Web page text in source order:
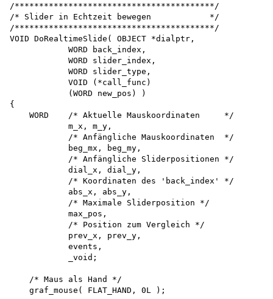
/*****************************************/
/* Slider in Echtzeit bewegen            */
/*****************************************/
VOID DoRealtimeSlide( OBJECT *dialptr,
            WORD back_index,
            WORD slider_index,
            WORD slider_type,
            VOID (*call_func)
            (WORD new_pos) )
{
    WORD    /* Aktuelle Mauskoordinaten     */
            m_x, m_y,
            /* Anfängliche Mauskoordinaten  */
            beg_mx, beg_my,
            /* Anfängliche Sliderpositionen */
            dial_x, dial_y,
            /* Koordinaten des 'back_index' */
            abs_x, abs_y,
            /* Maximale Sliderposition */
            max_pos,
            /* Position zum Vergleich */
            prev_x, prev_y,
            events,
            _void;
    /* Maus als Hand */
    graf_mouse( FLAT_HAND, 0L );